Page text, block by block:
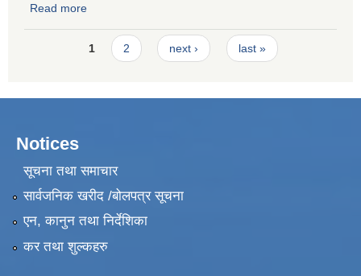
Read more
Pages1 2 next › last »
Notices
सूचना तथा समाचार
सार्वजनिक खरीद /बोलपत्र सूचना
एन, कानुन तथा निर्देशिका
कर तथा शुल्कहरु